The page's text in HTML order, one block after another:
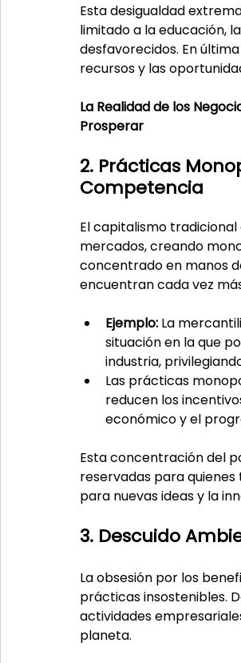
Esta desigualdad
limitado a la educación,
desfavorecidos. En
recursos y las
La Realidad de los
Prosperar
2. Prácticas
Competencia
El capitalismo
mercados, creando
concentrado en manos
encuentran cada vez
Ejemplo: La
situación en la que
industria,
Las prácticas
reducen los
económico y el
Esta concentración del
reservadas para
para nuevas ideas y la
3. Descuido
La obsesión por los
prácticas insostenibles.
actividades
planeta.